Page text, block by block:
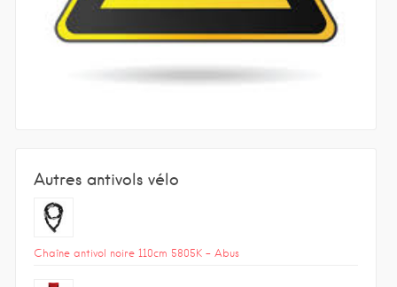
Autres antivols vélo
Chaîne antivol noire 110cm 5805K – Abus